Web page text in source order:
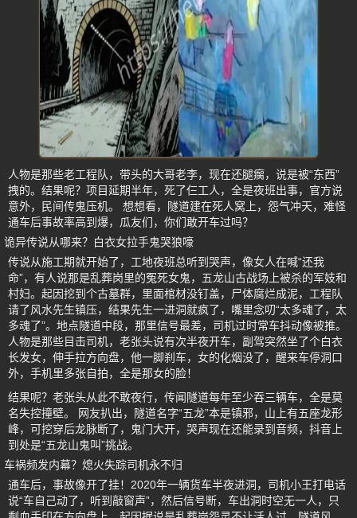
人物是那些老工程队，带头的大哥老李，现在还腿瘸，说是被“东西”
拽的。结果呢？项目延期半年，死了仨工人，全是夜班出事，官方说
意外，民间传鬼压机。 想想看，隧道建在死人窝上，怨气冲天，难怪
通车后事故率高到爆，瓜友们，你们敢开车过吗？
诡异传说从哪来？白衣女拉手鬼哭狼嚎
传说从施工期就开始了，工地夜班总听到哭声，像女人在喊“还我
命”，有人说那是乱葬岗里的冤死女鬼，五龙山古战场上被杀的军妓和
村妇。起因挖到个古墓群，里面棺材没钉盖，尸体腐烂成泥，工程队
请了风水先生镇压，结果先生一进洞就疯了，嘴里念叨“太多魂了，太
多魂了”。地点隧道中段，那里信号最差，司机过时常车抖动像被推。
人物是那些目击司机，老张头说有次半夜开车，副驾突然坐了个白衣
长发女，伸手拉方向盘，他一脚刹车，女的化烟没了，醒来车停洞口
外，手机里多张自拍，全是那女的脸！
结果呢？老张头从此不敢夜行，传闻隧道每年至少吞三辆车，全是莫
名失控撞壁。 网友扒出，隧道名字“五龙”本是镇邪，山上有五座龙形
峰，可挖穿后龙脉断了，鬼门大开，哭声现在还能录到音频，抖音上
到处是“五龙山鬼叫”挑战。
车祸频发内幕？熄火失踪司机永不归
通车后，事故像开了挂！2020年一辆货车半夜进洞，司机小王打电话
说“车自己动了，听到敲窗声”，然后信号断，车出洞时空无一人，只